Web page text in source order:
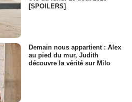
[SPOILERS]
Demain nous appartient : Alex
au pied du mur, Judith
découvre la vérité sur Milo